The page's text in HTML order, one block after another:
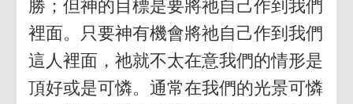
勝；但神的目標是要將祂自己作到我們
裡面。只要神有機會將祂自己作到我們
這人裡面，祂就不太在意我們的情形是
頂好或是可憐。通常在我們的光景可憐